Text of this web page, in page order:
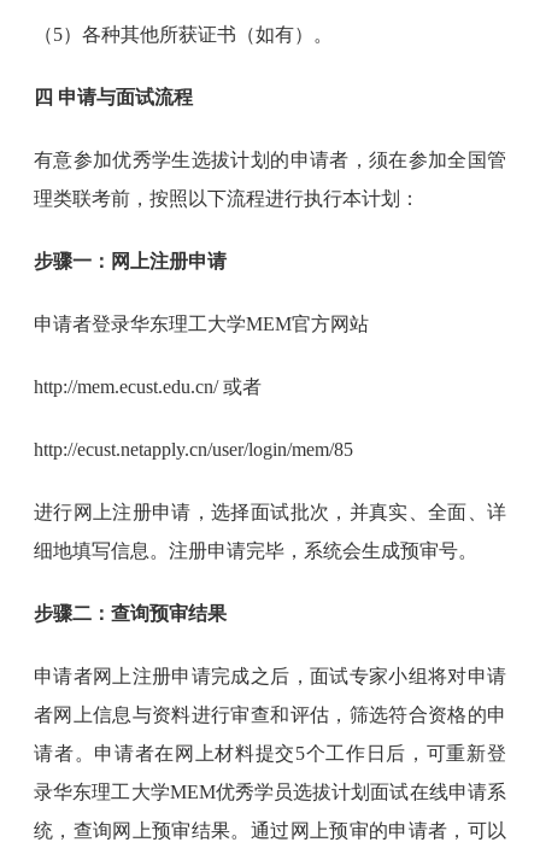
（5）各种其他所获证书（如有）。
四 申请与面试流程
有意参加优秀学生选拔计划的申请者，须在参加全国管
理类联考前，按照以下流程进行执行本计划：
步骤一：网上注册申请
申请者登录华东理工大学MEM官方网站
http://mem.ecust.edu.cn/ 或者
http://ecust.netapply.cn/user/login/mem/85
进行网上注册申请，选择面试批次，并真实、全面、详
细地填写信息。注册申请完毕，系统会生成预审号。
步骤二：查询预审结果
申请者网上注册申请完成之后，面试专家小组将对申请
者网上信息与资料进行审查和评估，筛选符合资格的申
请者。申请者在网上材料提交5个工作日后，可重新登
录华东理工大学MEM优秀学员选拔计划面试在线申请系
统，查询网上预审结果。通过网上预审的申请者，可以